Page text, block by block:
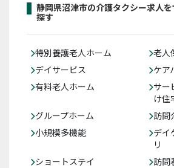
静岡県沼津市の介護タクシー求人
探す
特別養護老人ホーム
老人
デイサービス
ケア
有料老人ホーム
サー
け住
グループホーム
訪問
小規模多機能
デイ
リ
ショートステイ
訪問